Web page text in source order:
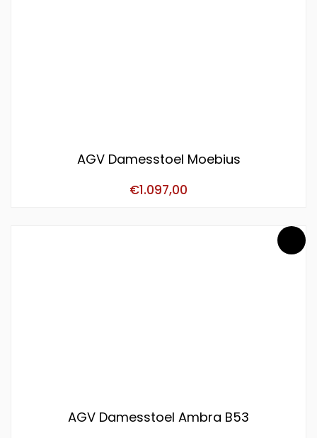
AGV Damesstoel Moebius
€1.097,00
AGV Damesstoel Ambra B53